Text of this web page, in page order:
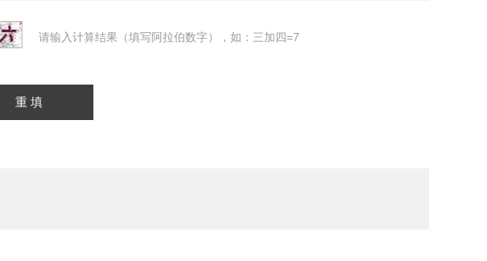
请输入计算结果（填写阿拉伯数字），如：三加四=7